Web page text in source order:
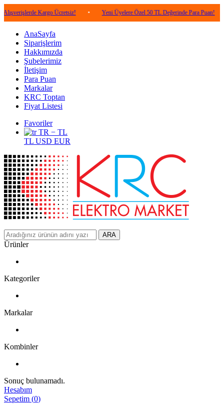
Kargo Ücretsiz! • Yeni Üyelere Özel 50 TL Değerinde Para Puan! •
AnaSayfa
Siparişlerim
Hakkımızda
Şubelerimiz
İletişim
Para Puan
Markalar
KRC Toptan
Fiyat Listesi
Favoriler
TR − TL
TL USD EUR
ARA
Ürünler
Kategoriler
Markalar
Kombinler
Sonuç bulunamadı.
Hesabım
Sepetim (0)